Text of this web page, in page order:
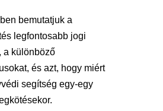
bemutatjuk a
legfontosabb jogi
a különböző
és azt, hogy miért
segítség egy-egy